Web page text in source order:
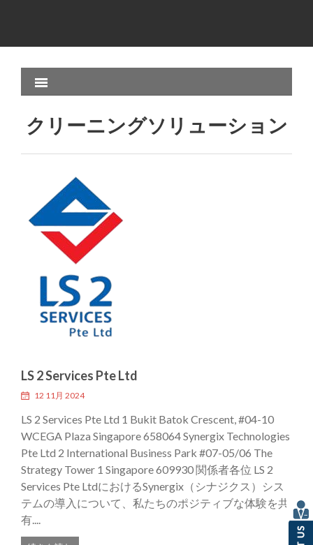
クリーニングソリューション
LS 2 Services Pte Ltd
12 11月 2024
LS 2 Services Pte Ltd 1 Bukit Batok Crescent, #04-10
WCEGA Plaza Singapore 658064 Synergix Technologies
Pte Ltd 2 International Business Park #07-05/06 The
Strategy Tower 1 Singapore 609930 関係者各位 LS 2
Services Pte LtdにおけるSynergix（シナジクス）シス
テムの導入について、私たちのポジティブな体験を共
有....